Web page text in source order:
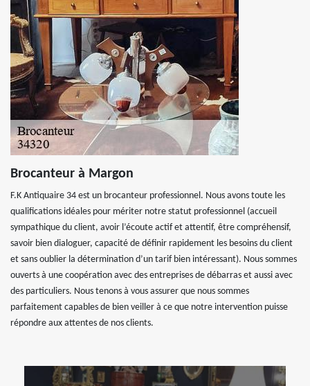
Brocanteur à Margon
F.K Antiquaire 34 est un brocanteur professionnel. Nous avons toute les
qualifications idéales pour mériter notre statut professionnel (accueil
sympathique du client, avoir l’écoute actif et attentif, être compréhensif,
savoir bien dialoguer, capacité de définir rapidement les besoins du client
et sans oublier la détermination d’un tarif bien intéressant). Nous sommes
ouverts à une coopération avec des entreprises de débarras et aussi avec
des particuliers. Nous tenons à vous assurer que nous sommes
parfaitement capables de bien veiller à ce que notre intervention puisse
répondre aux attentes de nos clients.